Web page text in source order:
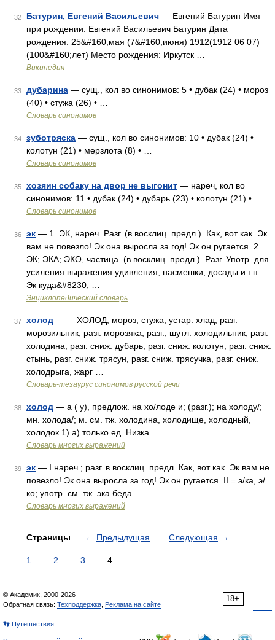
32 Батурин, Евгений Васильевич — Евгений Батурин Имя
при рождении: Евгений Васильевич Батурин Дата
рождения: 25&#160;мая (7&#160;июня) 1912(1912 06 07)
(100&#160;лет) Место рождения: Иркутск …
Википедия
33 дубарина — сущ., кол во синонимов: 5 • дубак (24) • мороз
(40) • стужа (26) • …
Словарь синонимов
34 зуботряска — сущ., кол во синонимов: 10 • дубак (24) •
колотун (21) • мерзлота (8) • …
Словарь синонимов
35 хозяин собаку на двор не выгонит — нареч, кол во
синонимов: 11 • дубак (24) • дубарь (23) • колотун (21) • …
Словарь синонимов
36 эк — 1. ЭК, нареч. Разг. (в восклиц. предл.). Как, вот как. Эк
вам не повезло! Эк она выросла за год! Эк он ругается. 2.
ЭК; ЭКА; ЭКО, частица. (в восклиц. предл.). Разг. Употр. для
усиления выражения удивления, насмешки, досады и т.п.
Эк куда&#8230; …
Энциклопедический словарь
37 холод — ХОЛОД, мороз, стужа, устар. хлад, разг.
морозильник, разг. морозяка, разг., шутл. холодильник, разг.
холодина, разг. сниж. дубарь, разг. сниж. колотун, разг. сниж.
стынь, разг. сниж. трясун, разг. сниж. трясучка, разг. сниж.
холодрыга, жарг …
Словарь-тезаурус синонимов русской речи
38 холод — а ( у), предлож. на хо/лоде и; (разг.); на холоду/;
мн. холода/; м. см. тж. холодина, холодище, холодный,
холодок 1) а) только ед. Низка …
Словарь многих выражений
39 эк — I нареч.; разг. в восклиц. предл. Как, вот как. Эк вам не
повезло! Эк она выросла за год! Эк он ругается. II = э/ка, э/
ко; употр. см. тж. эка беда …
Словарь многих выражений
Страницы ← Предыдущая Следующая →
1 2 3 4
18+
© Академик, 2000-2026
Обратная связь: Техподдержка Реклама на сайте
👣 Путешествия